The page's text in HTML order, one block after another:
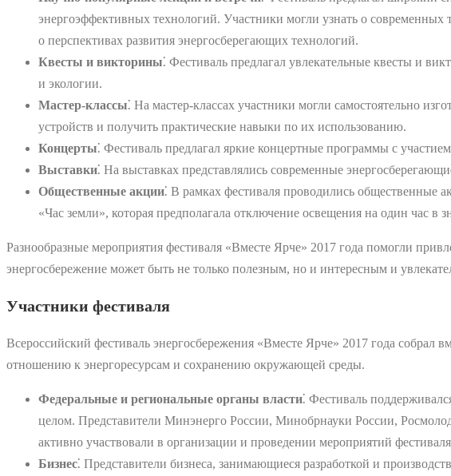
энергоэффективных технологий. Участники могли узнать о современных
о перспективах развития энергосберегающих технологий.
Квесты и викторины⁚ Фестиваль предлагал увлекательные квесты и
и экологии.
Мастер-классы⁚ На мастер-классах участники могли самостоятельно
устройств и получить практические навыки по их использованию.
Концерты⁚ Фестиваль предлагал яркие концертные программы с
Выставки⁚ На выставках представлялись современные
Общественные акции⁚ В рамках фестиваля проводились общественные
«Час земли», которая предполагала отключение освещения на один час в
Разнообразные мероприятия фестиваля «Вместе Ярче» 2017 года помогли
энергосбережение может быть не только полезным, но и интересным и
Участники фестиваля
Всероссийский фестиваль энергосбережения «Вместе Ярче» 2017 года
отношению к энергоресурсам и сохранению окружающей среды.
Федеральные и региональные органы власти⁚ Фестиваль
целом. Представители Минэнерго России, Минобрнауки России,
активно участвовали в организации и проведении мероприятий
Бизнес⁚ Представители бизнеса, занимающиеся разработкой и